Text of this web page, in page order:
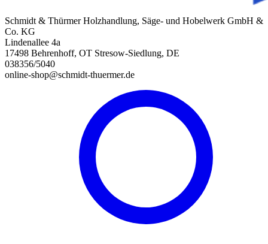
Schmidt & Thürmer Holzhandlung, Säge- und Hobelwerk GmbH &
Co. KG
Lindenallee 4a
17498 Behrenhoff, OT Stresow-Siedlung, DE
038356/5040
online-shop@schmidt-thuermer.de